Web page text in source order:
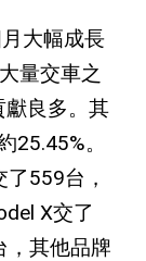
大幅成長
量交車之
獻良多。其
25.45%。
了559台，
X交了
，其他品牌